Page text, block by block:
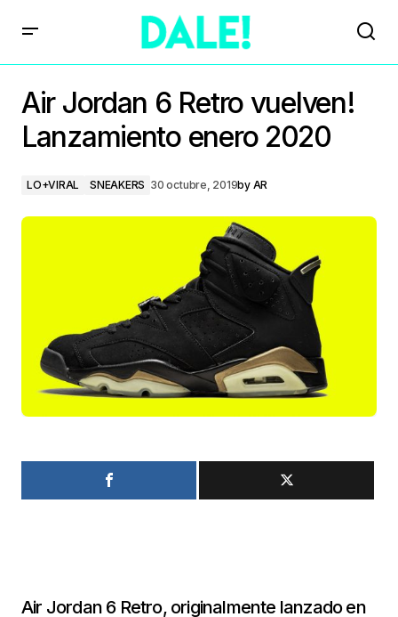
Air Jordan 6 Retro vuelven!
Lanzamiento enero 2020
LO+VIRAL SNEAKERS 30 octubre, 2019by AR
Air Jordan 6 Retro, originalmente lanzado en